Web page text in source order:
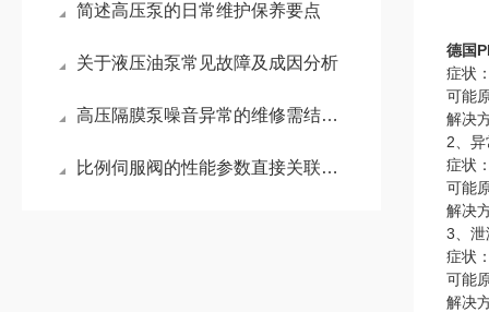
简述高压泵的日常维护保养要点
关于液压油泵常见故障及成因分析
高压隔膜泵噪音异常的维修需结合其工作原理和常见故障点进行系统排查
比例伺服阀的性能参数直接关联其适用领域
德国
症状
可能
解决
2、
症状
可能
解决
3、泄
症状
可能
解决